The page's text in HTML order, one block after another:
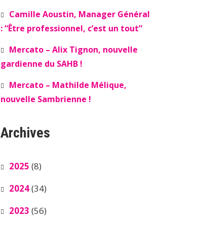
Camille Aoustin, Manager Général
: “Être professionnel, c’est un tout”
Mercato – Alix Tignon, nouvelle
gardienne du SAHB !
Mercato – Mathilde Mélique,
nouvelle Sambrienne !
Archives
2025 (8)
2024(34)
2023 (56)